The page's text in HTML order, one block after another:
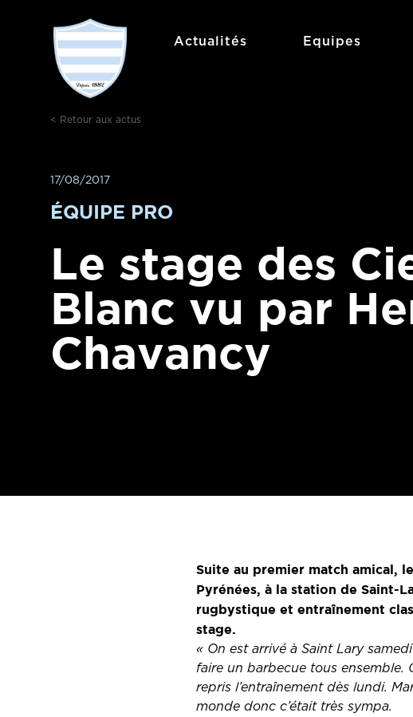
Actualités Equipes
< Retour aux actus
17/08/2017
ÉQUIPE PRO
Le stage des
Blanc vu par
Chavancy
Suite au premier match amical,
Pyrénées, à la station de Saint-
rugbystique et entraînement
stage.
« On est arrivé à Saint Lary
faire un barbecue tous ensemble.
repris l’entraînement dès lundi.
monde donc c’était très sympa.